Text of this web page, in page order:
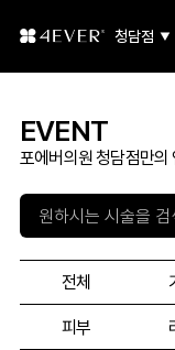
청담점
EVENT
포에버의원 청담점만의
전체
피부